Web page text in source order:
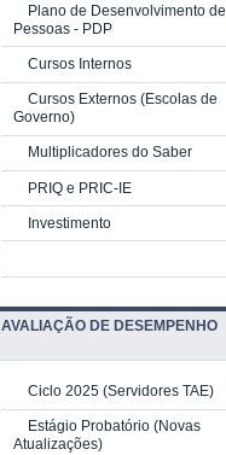
Plano de Desenvolvimento de
Pessoas - PDP
Cursos Internos
Cursos Externos (Escolas de
Governo)
Multiplicadores do Saber
PRIQ e PRIC-IE
Investimento
AVALIAÇÃO DE DESEMPENHO
Ciclo 2025 (Servidores TAE)
Estágio Probatório (Novas
Atualizações)